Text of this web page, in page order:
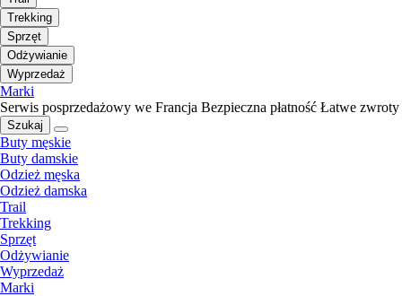
Trekking
Sprzęt
Odżywianie
Wyprzedaż
Marki
Serwis posprzedażowy we Francja Bezpieczna płatność Łatwe zwroty
Szukaj
Buty męskie
Buty damskie
Odzież męska
Odzież damska
Trail
Trekking
Sprzęt
Odżywianie
Wyprzedaż
Marki